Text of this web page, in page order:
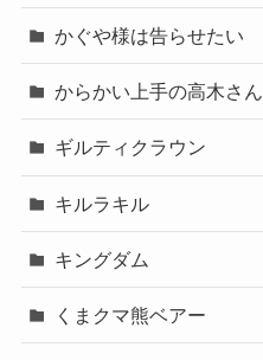
かぐや様は告らせたい
からかい上手の高木さん
ギルティクラウン
キルラキル
キングダム
くまクマ熊ベアー